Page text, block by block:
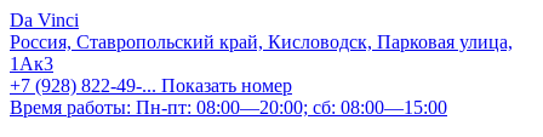
Da Vinci
Россия, Ставропольский край, Кисловодск, Парковая улица,
1Ак3
+7 (928) 822-49-... Показать номер
Время работы: Пн-пт: 08:00—20:00; сб: 08:00—15:00